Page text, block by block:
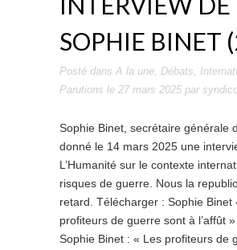
SOPHIE BINET
Posté dans A la une, Débats,
Parutions le 27 mars 2025 par
Sophie Binet, secrétaire générale
donné le 14 mars 2025 une
L’Humanité sur le contexte
risques de guerre. Nous la
retard. Télécharger : Sophie Binet
profiteurs de guerre sont à l’affût
Sophie Binet : « Les profiteurs de